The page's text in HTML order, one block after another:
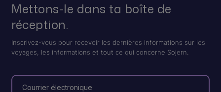
Mettons-le dans ta boîte de
réception.
Inscrivez-vous pour recevoir les dernières informations sur les
voyages, les informations et tout ce qui concerne Sojern.